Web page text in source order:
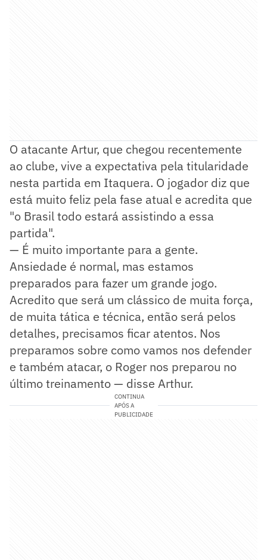
O atacante Artur, que chegou recentemente
ao clube, vive a expectativa pela titularidade
nesta partida em Itaquera. O jogador diz que
está muito feliz pela fase atual e acredita que
"o Brasil todo estará assistindo a essa
partida".
— É muito importante para a gente.
Ansiedade é normal, mas estamos
preparados para fazer um grande jogo.
Acredito que será um clássico de muita força,
de muita tática e técnica, então será pelos
detalhes, precisamos ficar atentos. Nos
preparamos sobre como vamos nos defender
e também atacar, o Roger nos preparou no
último treinamento — disse Arthur.
CONTINUA
APÓS A
PUBLICIDADE